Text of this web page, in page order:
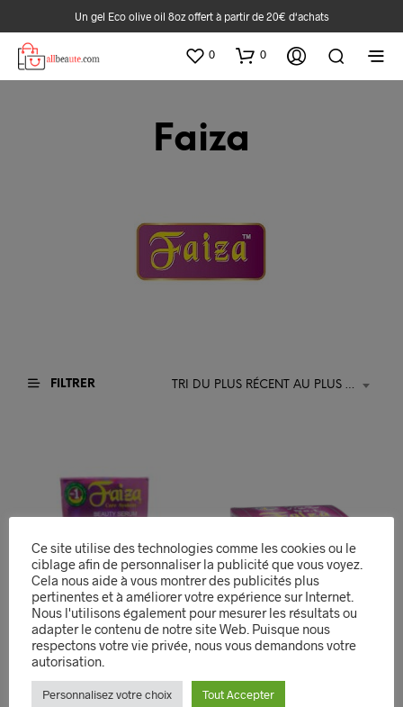
Un gel Eco olive oil 8oz offert à partir de 20€ d‘achats
0 0
Faiza
FILTRER TRI DU PLUS RÉCENT AU PLUS ANCIEN
Ce site utilise des technologies comme les cookies ou le
ciblage afin de personnaliser la publicité que vous voyez.
Cela nous aide à vous montrer des publicités plus
pertinentes et à améliorer votre expérience sur Internet.
Nous l'utilisons également pour mesurer les résultats ou
adapter le contenu de notre site Web. Puisque nous
respectons votre vie privée, nous vous demandons votre
autorisation.
Personnalisez votre choix Tout Accepter